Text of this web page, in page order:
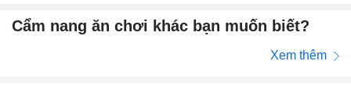
Cẩm nang ăn chơi khác bạn muốn biết?
Xem thêm